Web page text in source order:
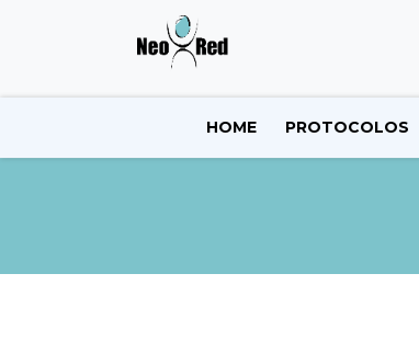
HOME PROTOCOLOS